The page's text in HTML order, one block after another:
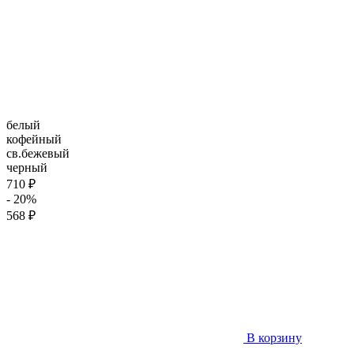
белый
кофейный
св.бежевый
черный
710 ₽
- 20%
568 ₽
В корзину